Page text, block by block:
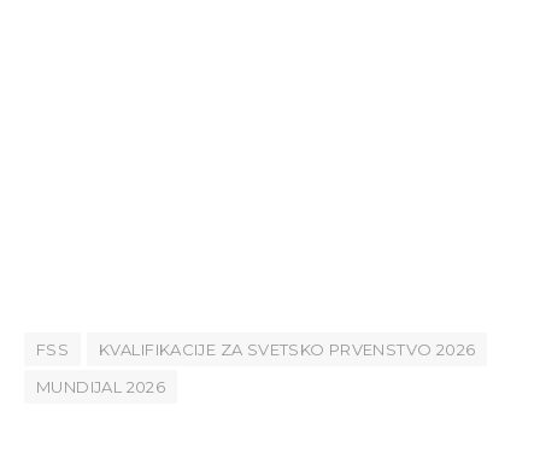
FSS
KVALIFIKACIJE ZA SVETSKO PRVENSTVO 2026
MUNDIJAL 2026